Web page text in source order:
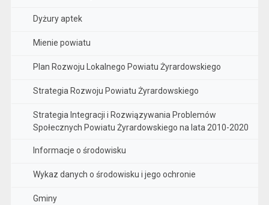
Dyżury aptek
Mienie powiatu
Plan Rozwoju Lokalnego Powiatu Żyrardowskiego
Strategia Rozwoju Powiatu Żyrardowskiego
Strategia Integracji i Rozwiązywania Problemów
Społecznych Powiatu Żyrardowskiego na lata 2010-2020
Informacje o środowisku
Wykaz danych o środowisku i jego ochronie
Gminy